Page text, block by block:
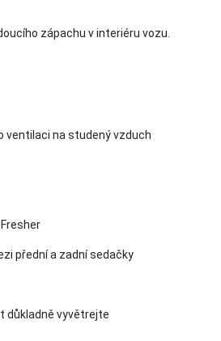
zápachu v interiéru vozu.
na studený vzduch
přední a zadní sedačky
důkladně vyvětrejte